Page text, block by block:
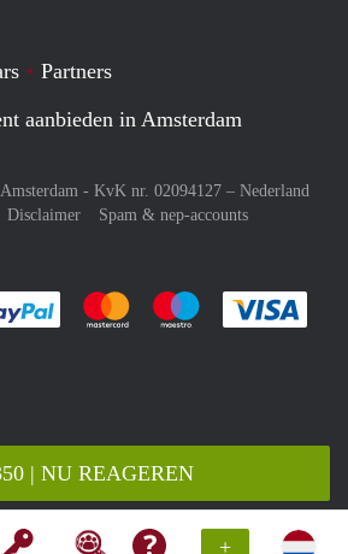
+
| NU REAGEREN
Partners
aanbieden in Amsterdam
- KvK nr. 02094127 – Nederland
Disclaimer
Spam & nep-accounts
Je rekent gemakkelijk af met Paypal
Je rekent gemakkelijk af met
Je rekent